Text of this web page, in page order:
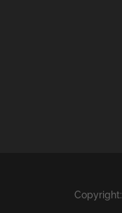
Copyright: